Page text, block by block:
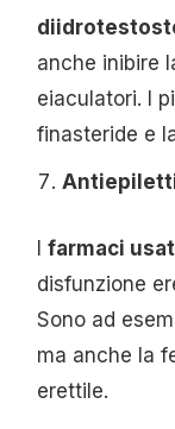
anche inibire
eiaculatori. I
finasteride e
Ifarmaci
disfunzione
Sono ad
ma anche la
erettile.